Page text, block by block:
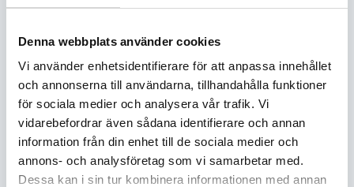
Denna webbplats använder cookies
Vi använder enhetsidentifierare för att anpassa innehållet
och annonserna till användarna, tillhandahålla funktioner
för sociala medier och analysera vår trafik. Vi
vidarebefordrar även sådana identifierare och annan
information från din enhet till de sociala medier och
annons- och analysföretag som vi samarbetar med.
Dessa kan i sin tur kombinera informationen med annan
composite construction makes it lighter, stronger,
those who run at redline, the helmet maximizes
airflow with open upper and rear vents plus a 40%
larger chinbar intake. It also features the MIPS Brain
Protection System for the highest levels of safety.
Pro MIPS Brain Protection System for ultimate
safety
Hand lay-up carbon fiber composite